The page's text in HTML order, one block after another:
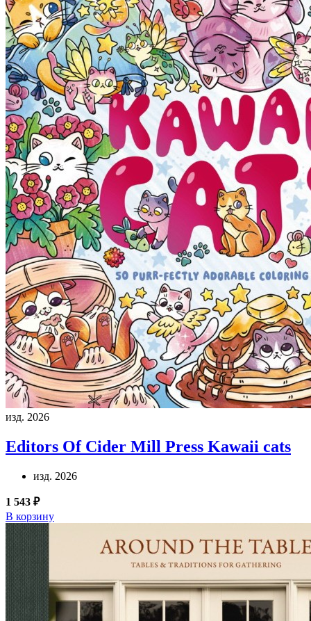
изд. 2026
Editors Of Cider Mill Press Kawaii cats
изд. 2026
1 543 ₽
В корзину